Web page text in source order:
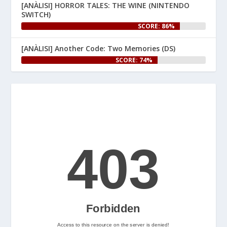
per a #NintendoSwitch2 ! Per
celebrar-ho, us hem preparat
un article especial al web.
👉
www.nintenhype.cat/2026/06/25/
e...
2
Nintenhype.Cat @nintenhype.cat
📅 Ja tenim aquí els
[ANÀLISI] HORROR TALES: THE WINE (NINTENDO
SWITCH)
SCORE: 86%
[ANÀLISI] Another Code: Two Memories (DS)
SCORE: 74%